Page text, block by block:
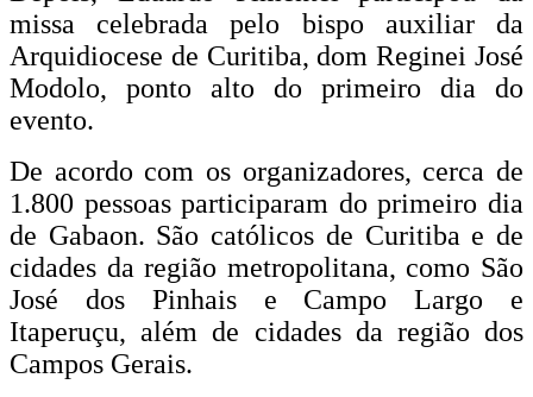
missa celebrada pelo bispo auxiliar da
Arquidiocese de Curitiba, dom Reginei José
Modolo, ponto alto do primeiro dia do
evento.
De acordo com os organizadores, cerca de
1.800 pessoas participaram do primeiro dia
de Gabaon. São católicos de Curitiba e de
cidades da região metropolitana, como São
José dos Pinhais e Campo Largo e
Itaperuçu, além de cidades da região dos
Campos Gerais.